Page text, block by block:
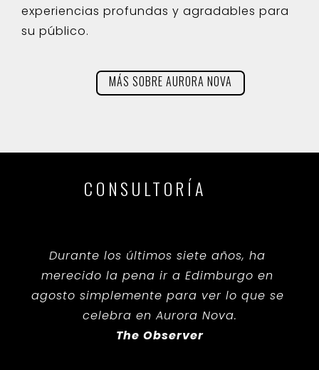
experiencias profundas y agradables para
su público.
MÁS SOBRE AURORA NOVA
CONSULTORÍA
Durante los últimos siete años, ha
merecido la pena ir a Edimburgo en
agosto simplemente para ver lo que se
celebra en Aurora Nova.
The Observer